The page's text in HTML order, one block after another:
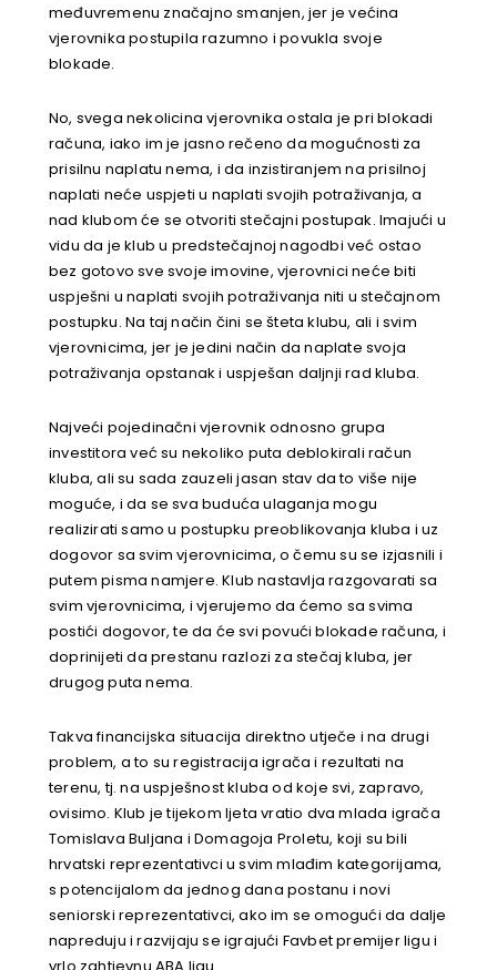
međuvremenu značajno smanjen, jer je većina
vjerovnika postupila razumno i povukla svoje
blokade.
No, svega nekolicina vjerovnika ostala je pri blokadi
računa, iako im je jasno rečeno da mogućnosti za
prisilnu naplatu nema, i da inzistiranjem na prisilnoj
naplati neće uspjeti u naplati svojih potraživanja, a
nad klubom će se otvoriti stečajni postupak. Imajući u
vidu da je klub u predstečajnoj nagodbi već ostao
bez gotovo sve svoje imovine, vjerovnici neće biti
uspješni u naplati svojih potraživanja niti u stečajnom
postupku. Na taj način čini se šteta klubu, ali i svim
vjerovnicima, jer je jedini način da naplate svoja
potraživanja opstanak i uspješan daljnji rad kluba.
Najveći pojedinačni vjerovnik odnosno grupa
investitora već su nekoliko puta deblokirali račun
kluba, ali su sada zauzeli jasan stav da to više nije
moguće, i da se sva buduća ulaganja mogu
realizirati samo u postupku preoblikovanja kluba i uz
dogovor sa svim vjerovnicima, o čemu su se izjasnili i
putem pisma namjere. Klub nastavlja razgovarati sa
svim vjerovnicima, i vjerujemo da ćemo sa svima
postići dogovor, te da će svi povući blokade računa, i
doprinijeti da prestanu razlozi za stečaj kluba, jer
drugog puta nema.
Takva financijska situacija direktno utječe i na drugi
problem, a to su registracija igrača i rezultati na
terenu, tj. na uspješnost kluba od koje svi, zapravo,
ovisimo. Klub je tijekom ljeta vratio dva mlada igrača
Tomislava Buljana i Domagoja Proletu, koji su bili
hrvatski reprezentativci u svim mlađim kategorijama,
s potencijalom da jednog dana postanu i novi
seniorski reprezentativci, ako im se omogući da dalje
napreduju i razvijaju se igrajući Favbet premijer ligu i